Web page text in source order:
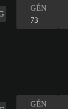
GÉN
73
GÉN